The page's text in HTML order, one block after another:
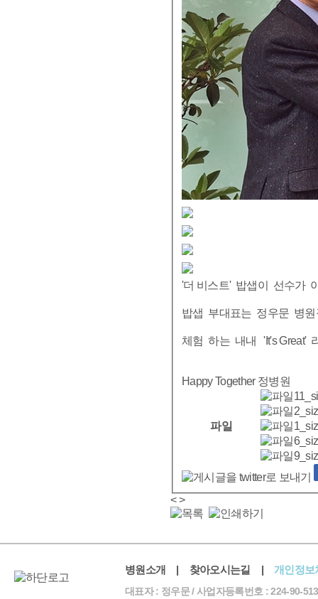
'더 비스트' 밥샙이 선수가
밥샙 부대표는 정우문 병
체험 하는 내내 'It's Great'
Happy Together 정병원
파일
< >
병원소개 | 찾아오시는길 | 개인정보
대표자 : 정우문 / 사업자등록번호 : 224-90-